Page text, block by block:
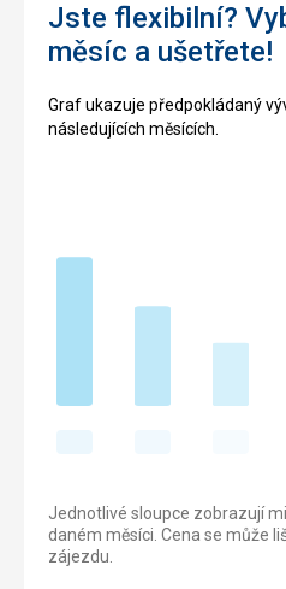
Jste flexibilní?
měsíc a ušetřete!
Graf ukazuje předpokládaný
následujících měsících.
Jednotlivé sloupce zobrazují
daném měsíci. Cena se může
zájezdu.